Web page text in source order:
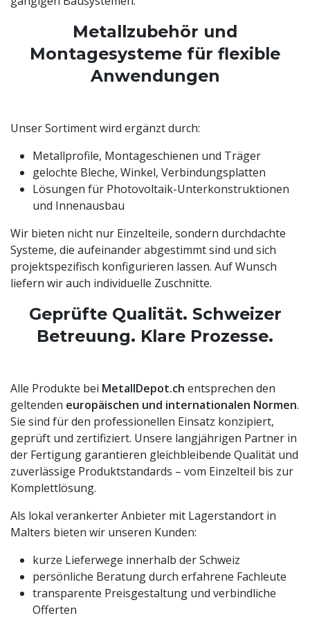
Metallzubehör und
Montagesysteme für flexible
Anwendungen
Unser Sortiment wird ergänzt durch:
Metallprofile, Montageschienen und Träger
gelochte Bleche, Winkel, Verbindungsplatten
Lösungen für Photovoltaik-Unterkonstruktionen
und Innenausbau
Wir bieten nicht nur Einzelteile, sondern durchdachte
Systeme, die aufeinander abgestimmt sind und sich
projektspezifisch konfigurieren lassen. Auf Wunsch
liefern wir auch individuelle Zuschnitte.
Geprüfte Qualität. Schweizer
Betreuung. Klare Prozesse.
Alle Produkte bei MetallDepot.ch entsprechen den
geltenden europäischen und internationalen Normen.
Sie sind für den professionellen Einsatz konzipiert,
geprüft und zertifiziert. Unsere langjährigen Partner in
der Fertigung garantieren gleichbleibende Qualität und
zuverlässige Produktstandards – vom Einzelteil bis zur
Komplettlösung.
Als lokal verankerter Anbieter mit Lagerstandort in
Malters bieten wir unseren Kunden:
kurze Lieferwege innerhalb der Schweiz
persönliche Beratung durch erfahrene Fachleute
transparente Preisgestaltung und verbindliche
Offerten